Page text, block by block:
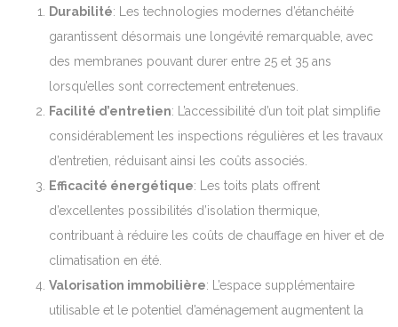
Durabilité: Les technologies modernes d’étanchéité
garantissent désormais une longévité remarquable, avec
des membranes pouvant durer entre 25 et 35 ans
lorsqu’elles sont correctement entretenues.
Facilité d’entretien: L’accessibilité d’un toit plat simplifie
considérablement les inspections régulières et les travaux
d’entretien, réduisant ainsi les coûts associés.
Efficacité énergétique: Les toits plats offrent
d’excellentes possibilités d’isolation thermique,
contribuant à réduire les coûts de chauffage en hiver et de
climatisation en été.
Valorisation immobilière: L’espace supplémentaire
utilisable et le potentiel d’aménagement augmentent la